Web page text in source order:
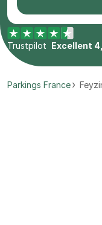
Trustpilot Excellent
Parkings France